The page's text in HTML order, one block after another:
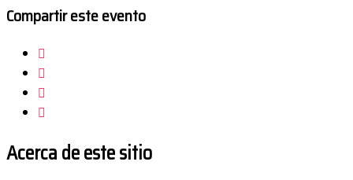
Compartir este evento
Acerca de este sitio